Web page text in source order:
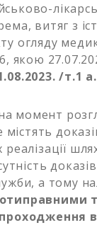
витяг з
огляду
якою
/т.1
момент
містять
а тому